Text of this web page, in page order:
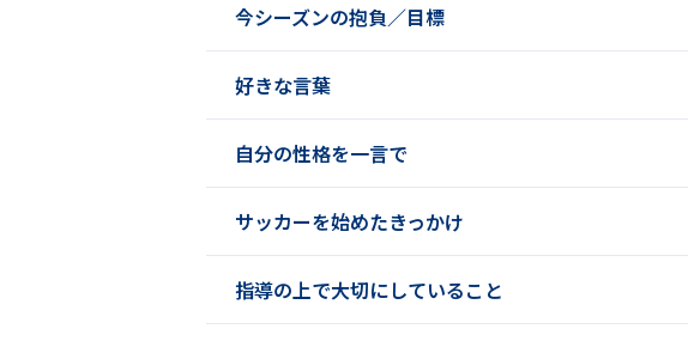
今シーズンの抱負／目標
好きな言葉
自分の性格を一言で
サッカーを始めたきっかけ
指導の上で大切にしていること